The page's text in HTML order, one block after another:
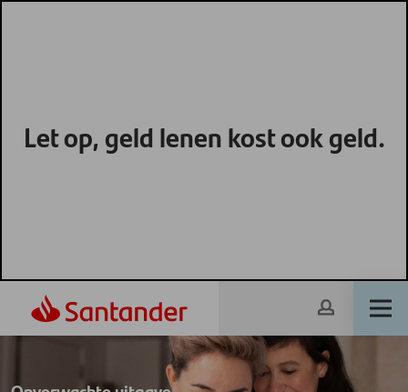
Let op, geld lenen kost ook geld.